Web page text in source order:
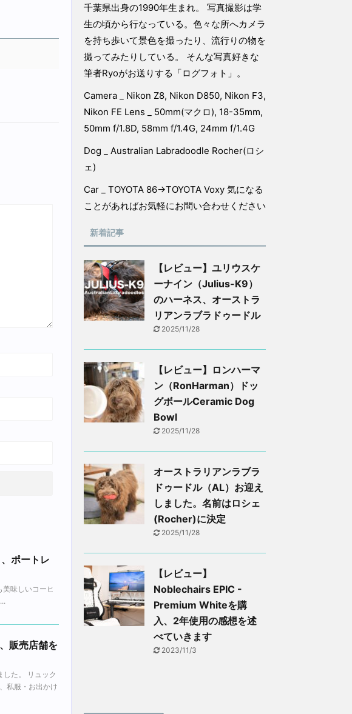
ポートレ
味しいコーヒ
販売店舗を
た。 リュック
私服・お出かけ
千葉県出身の1990年生まれ。 写真撮影は学
生の頃から行なっている。色々な所へカメラ
を持ち歩いて景色を撮ったり、流行りの物を
撮ってみたりしている。 そんな写真好きな
筆者Ryoがお送りする「ログフォト」。
Camera _ Nikon Z8, Nikon D850, Nikon F3,
Nikon FE Lens _ 50mm(マクロ), 18-35mm,
50mm f/1.8D, 58mm f/1.4G, 24mm f/1.4G
Dog _ Australian Labradoodle Rocher(ロシ
ェ)
Car _ TOYOTA 86→TOYOTA Voxy 気になる
ことがあればお気軽にお問い合わせください
新着記事
【レビュー】ユリウスケ
ーナイン（Julius-K9）
のハーネス、オーストラ
リアンラブラドゥードル
2025/11/28
【レビュー】ロンハーマ
ン（RonHarman）ドッ
グボールCeramic Dog
Bowl
2025/11/28
オーストラリアンラブラ
ドゥードル（AL）お迎え
しました。名前はロシェ
(Rocher)に決定
2025/11/28
【レビュー】
Noblechairs EPIC -
Premium Whiteを購
入、2年使用の感想を述
べていきます
2023/11/3